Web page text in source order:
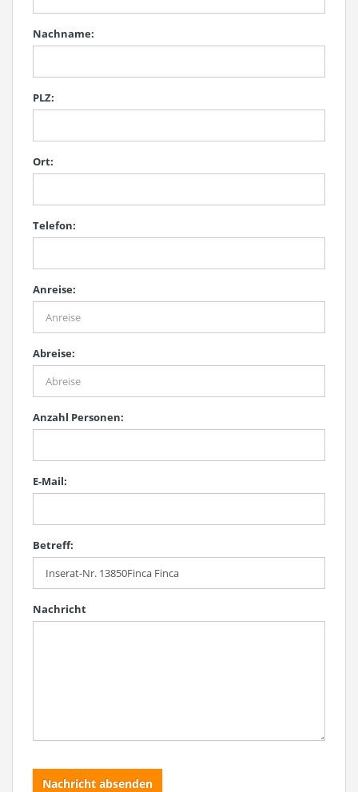
Nachname:
PLZ:
Ort:
Telefon:
Anreise:
Abreise:
Anzahl Personen:
E-Mail:
Betreff:
Nachricht
Nachricht absenden